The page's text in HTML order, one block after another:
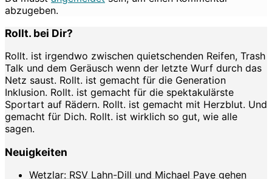
abzugeben.
Rollt. bei Dir?
Rollt. ist irgendwo zwischen quietschenden Reifen, Trash
Talk und dem Geräusch wenn der letzte Wurf durch das
Netz saust. Rollt. ist gemacht für die Generation
Inklusion. Rollt. ist gemacht für die spektakulärste
Sportart auf Rädern. Rollt. ist gemacht mit Herzblut. Und
gemacht für Dich. Rollt. ist wirklich so gut, wie alle
sagen.
Neuigkeiten
Wetzlar: RSV Lahn-Dill und Michael Paye gehen